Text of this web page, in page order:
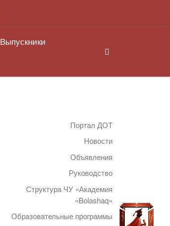
Выпускники
Портал ДОТ
Новости
Объявления
Руководство
Структура ЧУ «Академия
«Bolashaq»
Образовательные программы